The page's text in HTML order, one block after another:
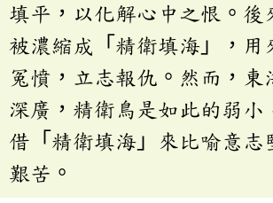
填平，以化解心中之恨。後
被濃縮成「精衛填海」，用
冤憤，立志報仇。然而，東
深廣，精衛鳥是如此的弱小
借「精衛填海」來比喻意志
艱苦。